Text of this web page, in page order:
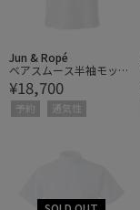
Jun & Ropé
ベアスムース半袖モック
ネックシャツ/UV・吸
水・接触冷感
¥18,700
予約 通気性